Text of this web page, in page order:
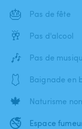
🎂 Pas de fête
🥂 Pas d'alcool
🎶 Pas de
🩱 Baignade en
🍁 Naturisme
🚭 Espace